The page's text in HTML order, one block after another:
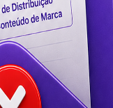
e/ou
resultados
de